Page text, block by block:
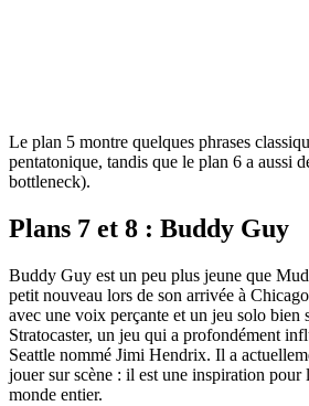
Le plan 5 montre quelques phrases
pentatonique, tandis que le plan 6 a aussi
bottleneck).
Plans 7 et 8 : Buddy Guy
Buddy Guy est un peu plus jeune que
petit nouveau lors de son arrivée à
avec une voix perçante et un jeu solo bien
Stratocaster, un jeu qui a profondément
Seattle nommé Jimi Hendrix. Il a
jouer sur scène : il est une inspiration pour
monde entier.